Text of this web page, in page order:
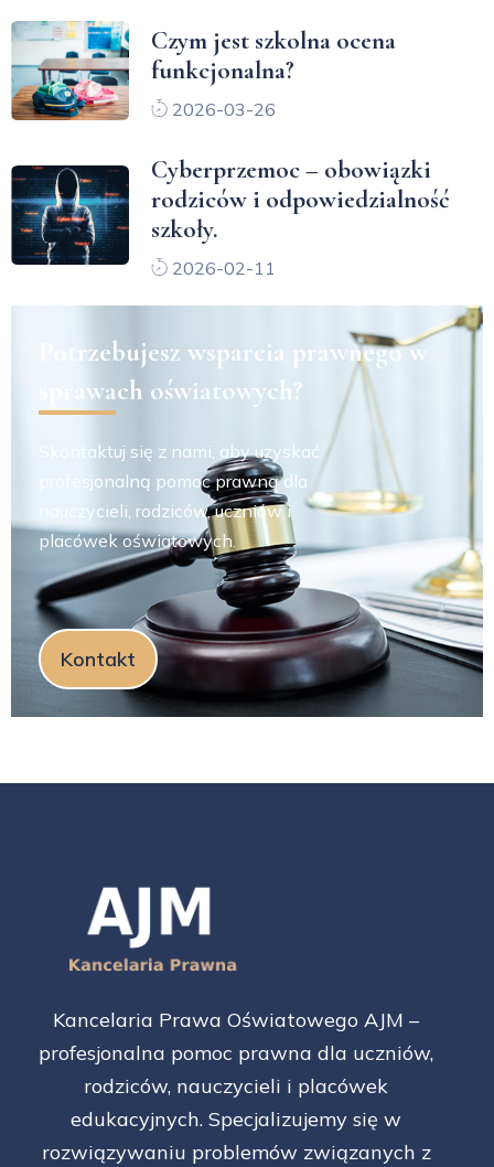
Czym jest szkolna ocena
funkcjonalna?
2026-03-26
Cyberprzemoc – obowiązki
rodziców i odpowiedzialność
szkoły.
2026-02-11
Potrzebujesz wsparcia prawnego w
sprawach oświatowych?
Skontaktuj się z nami, aby uzyskać
profesjonalną pomoc prawną dla
nauczycieli, rodziców, uczniów i
placówek oświatowych.
Kontakt
Kancelaria Prawa Oświatowego AJM –
profesjonalna pomoc prawna dla uczniów,
rodziców, nauczycieli i placówek
edukacyjnych. Specjalizujemy się w
rozwiązywaniu problemów związanych z